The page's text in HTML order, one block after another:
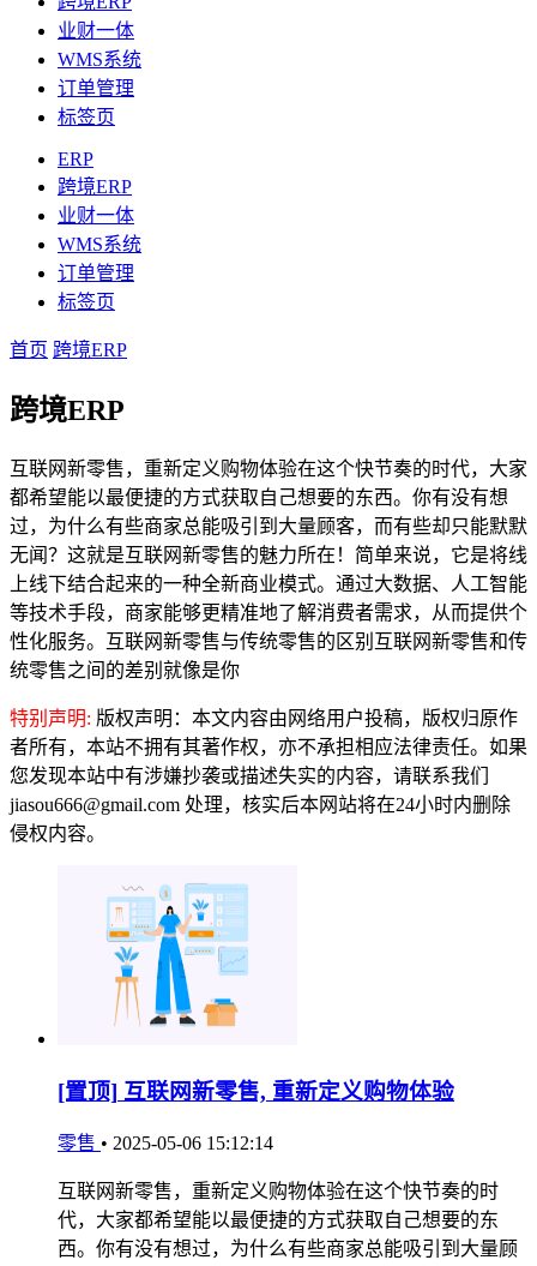
业财一体
WMS系统
订单管理
标签页
ERP
跨境ERP
业财一体
WMS系统
订单管理
标签页
首页 跨境ERP
跨境ERP
互联网新零售，重新定义购物体验在这个快节奏的时代，大家
都希望能以最便捷的方式获取自己想要的东西。你有没有想
过，为什么有些商家总能吸引到大量顾客，而有些却只能默默
无闻？这就是互联网新零售的魅力所在！简单来说，它是将线
上线下结合起来的一种全新商业模式。通过大数据、人工智能
等技术手段，商家能够更精准地了解消费者需求，从而提供个
性化服务。互联网新零售与传统零售的区别互联网新零售和传
统零售之间的差别就像是你
特别声明: 版权声明：本文内容由网络用户投稿，版权归原作
者所有，本站不拥有其著作权，亦不承担相应法律责任。如果
您发现本站中有涉嫌抄袭或描述失实的内容，请联系我们
jiasou666@gmail.com 处理，核实后本网站将在24小时内删除
侵权内容。
[置顶] 互联网新零售, 重新定义购物体验
零售 • 2025-05-06 15:12:14
互联网新零售，重新定义购物体验在这个快节奏的时
代，大家都希望能以最便捷的方式获取自己想要的东
西。你有没有想过，为什么有些商家总能吸引到大量顾